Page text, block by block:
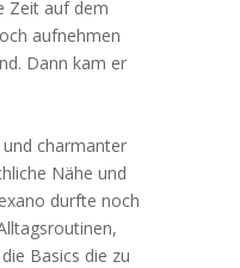
Zeit auf dem
aufnehmen
Dann kam er
charmanter
Nähe und
durfte noch
Basics die zu